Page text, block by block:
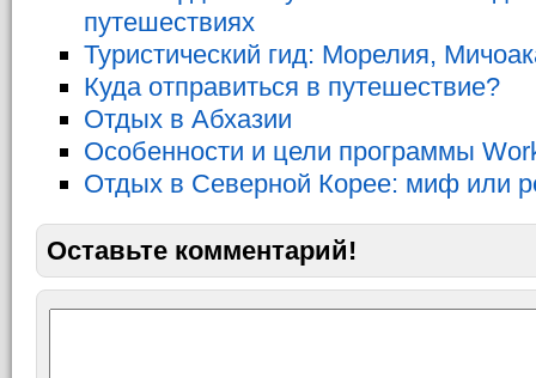
путешествиях
Туристический гид: Морелия,
Куда отправиться в путешествие?
Отдых в Абхазии
Особенности и цели программы
Отдых в Северной Корее: миф или
Оставьте комментарий!